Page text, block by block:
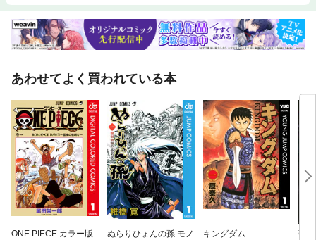
あわせてよく買われている本
ONE PIECE カラー版
ぬらりひょんの孫 モノ
キングダム 強